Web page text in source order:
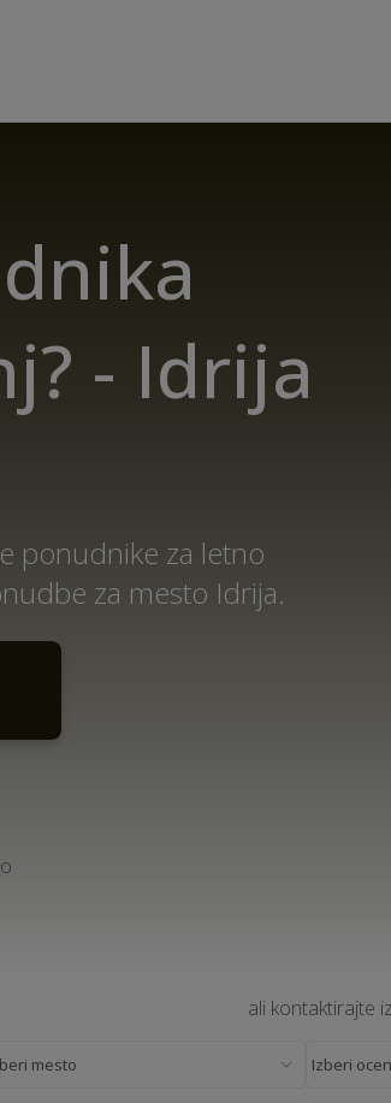
- Idrija
ponudnike za letno
za mesto Idrija.
ali kontaktirajte